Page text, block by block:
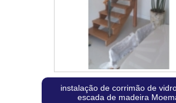
instalação de corrimão de
escada de madeira